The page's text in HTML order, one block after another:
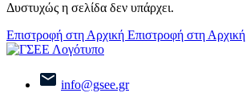
Δυστυχώς η σελίδα δεν υπάρχει.
Επιστροφή στη Αρχική Επιστροφή στη Αρχική
info@gsee.gr